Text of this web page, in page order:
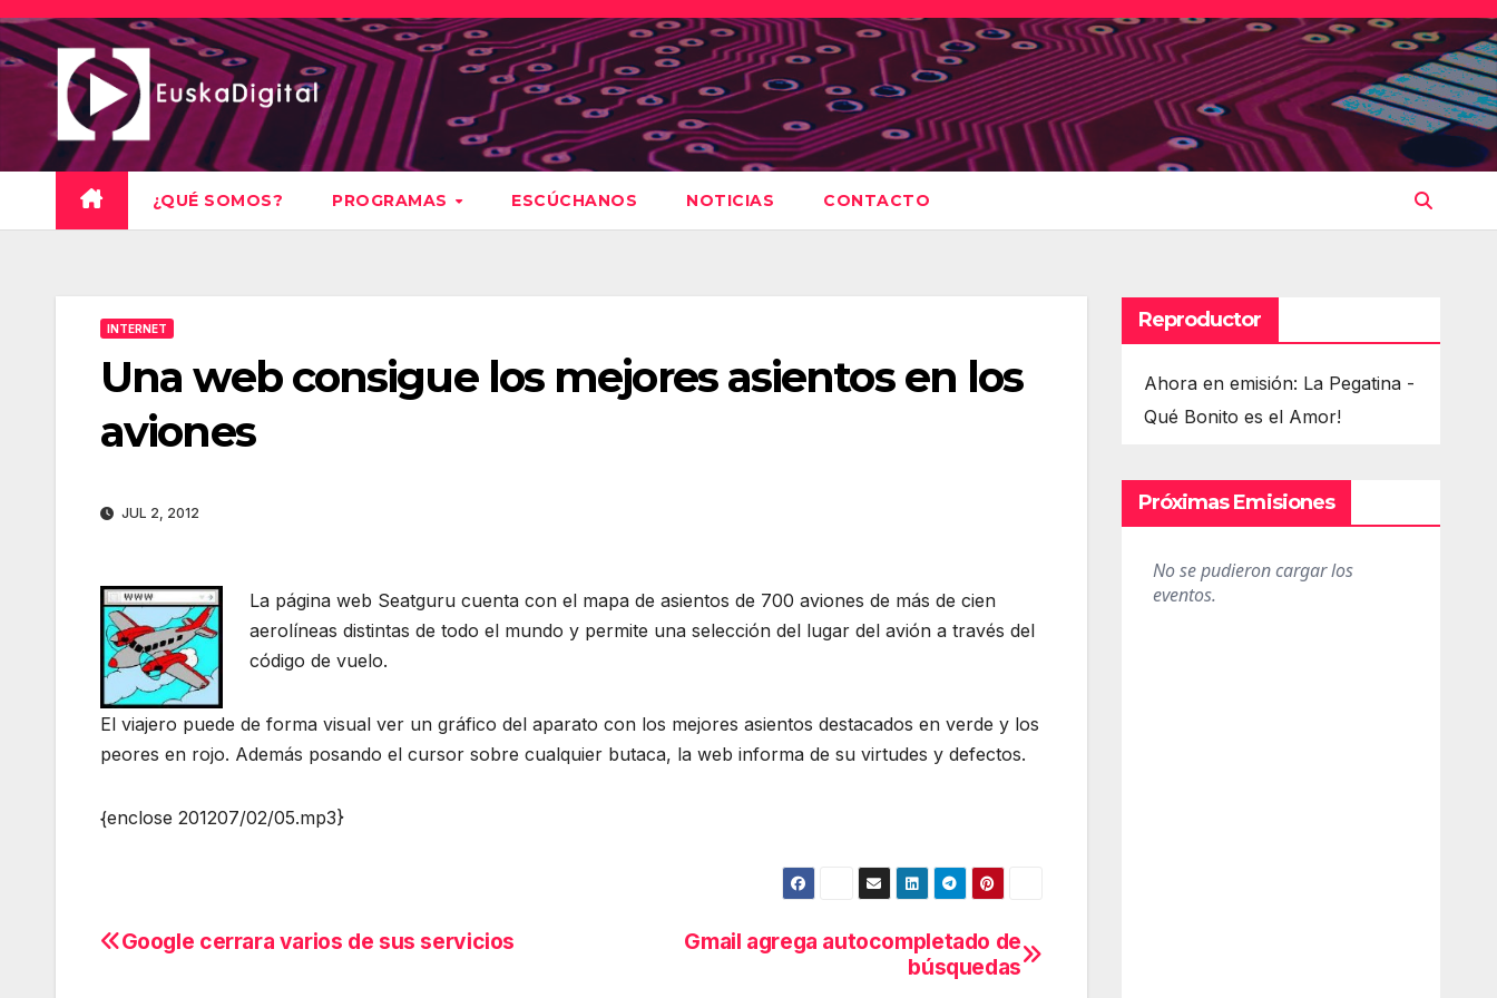
Saltar
al
contenido
¿QUÉ SOMOS? PROGRAMAS ESCÚCHANOS NOTICIAS CONTACTO
INTERNET
Una web consigue los mejores asientos en los
aviones
JUL 2, 2012
La página web Seatguru cuenta con el mapa de asientos de 700 aviones de más de cien
aerolíneas distintas de todo el mundo y permite una selección del lugar del avión a través del
código de vuelo.
El viajero puede de forma visual ver un gráfico del aparato con los mejores asientos destacados en verde y los
peores en rojo. Además posando el cursor sobre cualquier butaca, la web informa de su virtudes y defectos.
{enclose 201207/02/05.mp3}
Navegación
Gmail agrega autocompletado de
búsquedas
Google cerrara varios de sus servicios
Reproductor
Ahora en emisión: La Pegatina -
Qué Bonito es el Amor!
Próximas Emisiones